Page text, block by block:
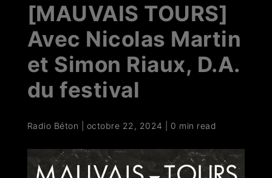
[MAUVAIS TOURS]
Avec Nicolas Martin
et Simon Riaux, D.A.
du festival
Radio Béton octobre 22, 2024 0 min read